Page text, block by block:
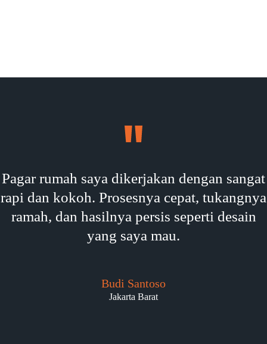
Pagar rumah saya dikerjakan dengan sangat
rapi dan kokoh. Prosesnya cepat, tukangnya
ramah, dan hasilnya persis seperti desain
yang saya mau.
Budi Santoso
Jakarta Barat